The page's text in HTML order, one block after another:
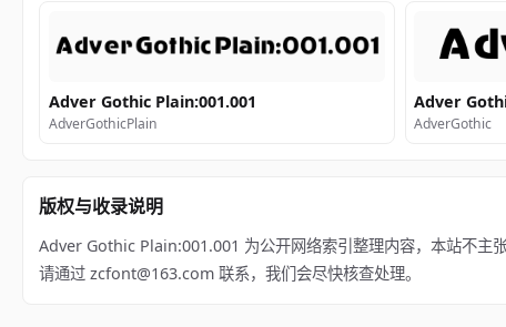
Adver Gothic Plain:001.001
AdverGothicPlain
Adver
AdverGothic
版权与收录说明
Adver Gothic Plain:001.001 为公开网络索引整理内容，本站不主
请通过 zcfont@163.com 联系，我们会尽快核查处理。